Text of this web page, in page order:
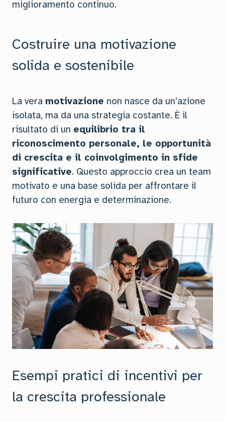
miglioramento continuo.
Costruire una motivazione
solida e sostenibile
La vera motivazione non nasce da un’azione
isolata, ma da una strategia costante. È il
risultato di un equilibrio tra il
riconoscimento personale, le opportunità
di crescita e il coinvolgimento in sfide
significative. Questo approccio crea un team
motivato e una base solida per affrontare il
futuro con energia e determinazione.
Esempi pratici di incentivi per
la crescita professionale